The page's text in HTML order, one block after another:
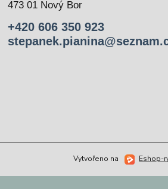
473 01 Nový Bor
+420 606 350 923
Vytvořeno na Eshop-